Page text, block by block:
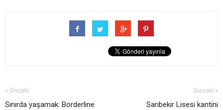
« Önceki
Sınırda yaşamak: Borderline
Sonraki »
Sarıbekir Lisesi kantini